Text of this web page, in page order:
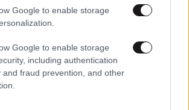
Google to enable storage
Google to enable storage
including authentication
and fraud prevention, and other
18:51
– Η αυστηρή ανακοίνωση για
του ζωή: «Δεν αποτελεί